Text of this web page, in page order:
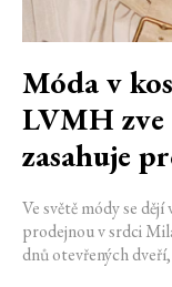
Móda v
LVMH
zasahuje
Ve světě módy se
prodejnou v srdci
dnů otevřených